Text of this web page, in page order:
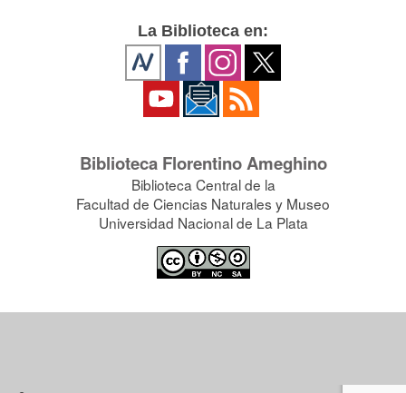
La Biblioteca en:
Biblioteca Florentino Ameghino
Biblioteca Central de la
Facultad de Ciencias Naturales y Museo
Universidad Nacional de La Plata